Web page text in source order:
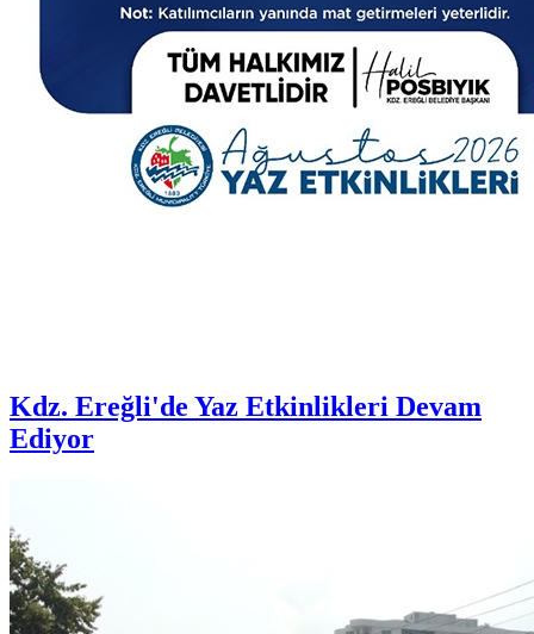
Kdz. Ereğli'de Yaz Etkinlikleri Devam
Ediyor